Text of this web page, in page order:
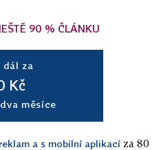
90 % ČLÁNKU
dál za
Kč
měsíce
a s mobilní aplikací za 80